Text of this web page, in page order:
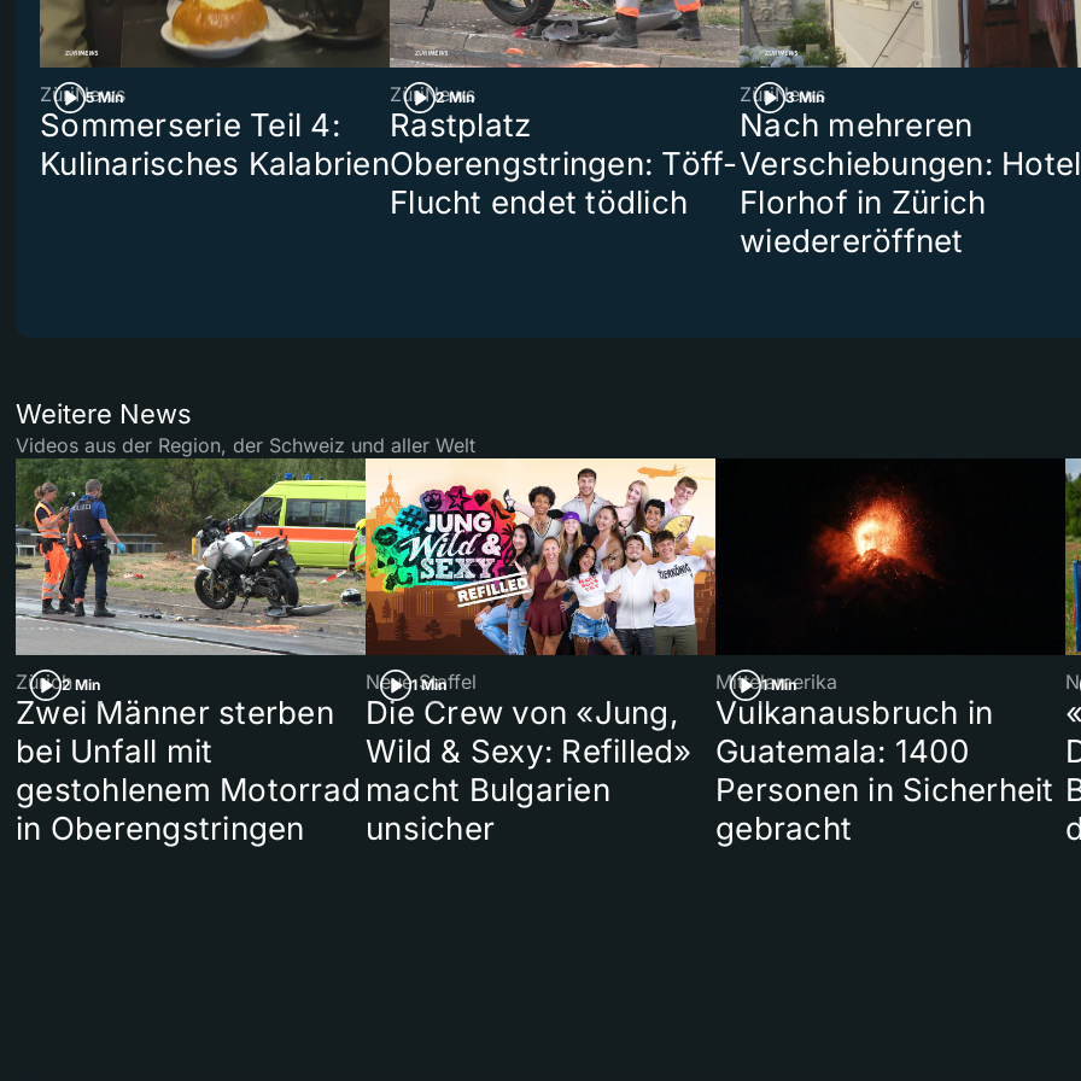
5 Min
ZüriNews
Sommerserie Teil 4:
Kulinarisches Kalabrien
2 Min
ZüriNews
Rastplatz
Oberengstringen: Töff-
Flucht endet tödlich
3 Min
ZüriNews
Nach mehreren
Verschiebungen: Hotel
Florhof in Zürich
wiedereröffnet
Weitere News
Videos aus der Region, der Schweiz und aller Welt
2 Min
Zürich
Zwei Männer sterben
bei Unfall mit
gestohlenem Motorrad
in Oberengstringen
1 Min
Neue Staffel
Die Crew von «Jung,
Wild & Sexy: Refilled»
macht Bulgarien
unsicher
1 Min
Mittelamerika
Vulkanausbruch in
Guatemala: 1400
Personen in Sicherheit
gebracht